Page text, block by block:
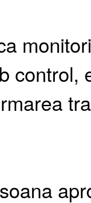
control,